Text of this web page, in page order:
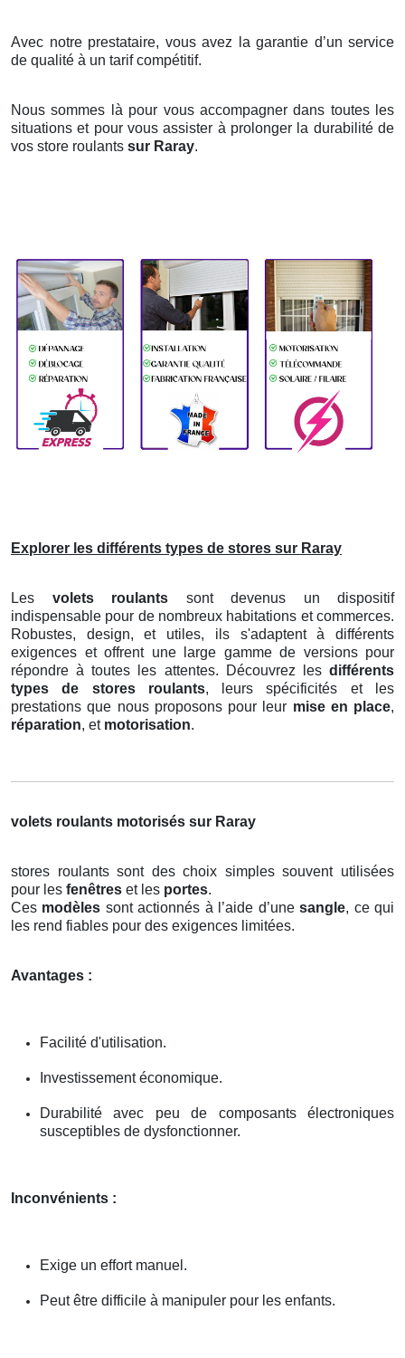
Avec notre prestataire, vous avez la garantie d’un service
de qualité à un tarif compétitif.
Nous sommes là pour vous accompagner dans toutes les
situations et pour vous assister à prolonger la durabilité de
vos store roulants sur Raray.
Explorer les différents types de stores sur Raray
Les volets roulants sont devenus un dispositif
indispensable pour de nombreux habitations et commerces.
Robustes, design, et utiles, ils s'adaptent à différents
exigences et offrent une large gamme de versions pour
répondre à toutes les attentes. Découvrez les différents
types de stores roulants, leurs spécificités et les
prestations que nous proposons pour leur mise en place,
réparation, et motorisation.
volets roulants motorisés sur Raray
stores roulants sont des choix simples souvent utilisées
pour les fenêtres et les portes.
Ces modèles sont actionnés à l’aide d’unesangle, ce qui
les rend fiables pour des exigences limitées.
Avantages :
Facilité d'utilisation.
Investissement économique.
Durabilité avec peu de composants électroniques
susceptibles de dysfonctionner.
Inconvénients :
Exige un effort manuel.
Peut être difficile à manipuler pour les enfants.